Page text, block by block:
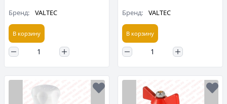
Бренд:
VALTEC
В корзину
Бренд:
VALTEC
В корзину